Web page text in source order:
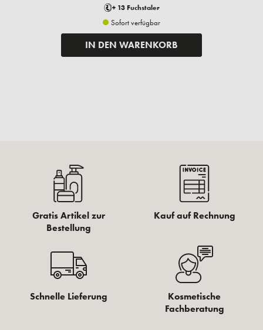
+ 13 Fuchstaler
Sofort verfügbar
IN DEN WARENKORB
Gratis Artikel zur
Bestellung
Kauf auf Rechnung
Schnelle Lieferung
Kosmetische
Fachberatung